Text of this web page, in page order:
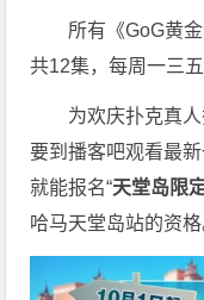
所有《GoG黄
共12集，每周一三
为欢庆扑克真
要到播客吧观看最
就能报名“天堂岛限
哈马天堂岛站的资格